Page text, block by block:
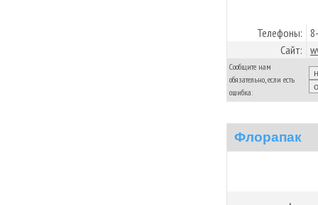
Телефоны:
Сайт:
Сообщите нам
обязательно, если есть
ошибка:
Флорапак